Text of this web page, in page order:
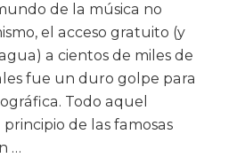
de la música no
el acceso gratuito (y
a cientos de miles de
fue un duro golpe para
Todo aquel
de las famosas
…